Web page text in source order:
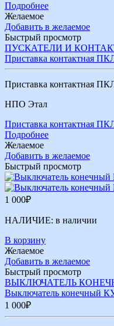
Подробнее
Желаемое
Добавить в желаемое
Быстрый просмотр
ПУСКАТЕЛИ И
Приставка контактная
Приставка контактная
НПО Этал
Приставка контактная
Подробнее
Желаемое
Добавить в желаемое
Быстрый просмотр
1 000₽
НАЛИЧИЕ: в наличии
В корзину
Желаемое
Добавить в желаемое
Быстрый просмотр
ВЫКЛЮЧАТЕЛЬ
Выключатель конечный
1 000₽